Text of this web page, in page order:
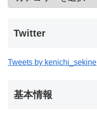
Twitter
Tweets by kenichi_sekine
基本情報